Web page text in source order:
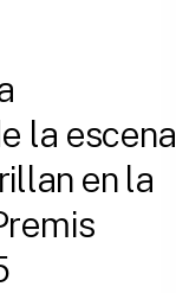
la escena
en la